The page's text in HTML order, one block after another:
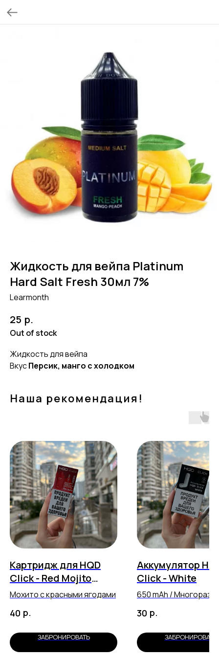
Жидкость для вейпа Platinum
Hard Salt Fresh 30мл 7%
Learmonth
25 р.
Out of stock
Жидкость для вейпа
ВкусПерсик, манго с холодком
Наша рекомендация!
Картридж для HQD
Click - Red Mojito
(5500 затяжек)
Мохито с красными ягодами
40 р.
ЗАБРОНИРОВАТЬ
Аккумулятор
Click - White
650 mAh /
30 р.
ЗАБРОНИРОВАТЬ